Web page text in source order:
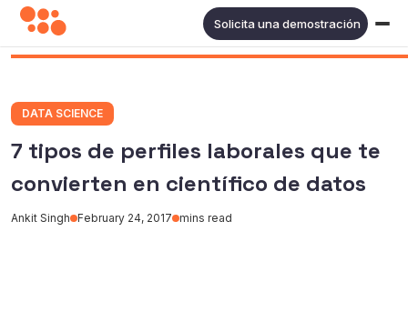
Solicita una demostración
DATA SCIENCE
7 tipos de perfiles laborales que te
convierten en científico de datos
Ankit Singh February 24, 2017 mins read